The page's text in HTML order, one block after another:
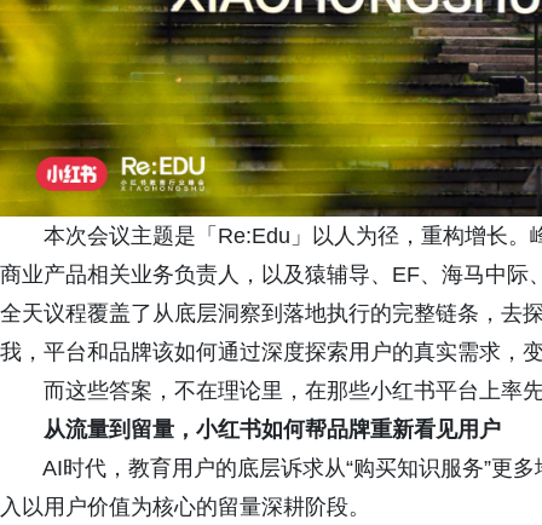
本次会议主题是「Re:Edu」以人为径，重构增长。
商业产品相关业务负责人，以及猿辅导、EF、海马中
全天议程覆盖了从底层洞察到落地执行的完整链条，去
我，平台和品牌该如何通过深度探索用户的真实需求，
而这些答案，不在理论里，在那些小红书平台上率
从流量到留量，小红书如何帮品牌重新看见用户
AI时代，教育用户的底层诉求从“购买知识服务”更多
入以用户价值为核心的留量深耕阶段。